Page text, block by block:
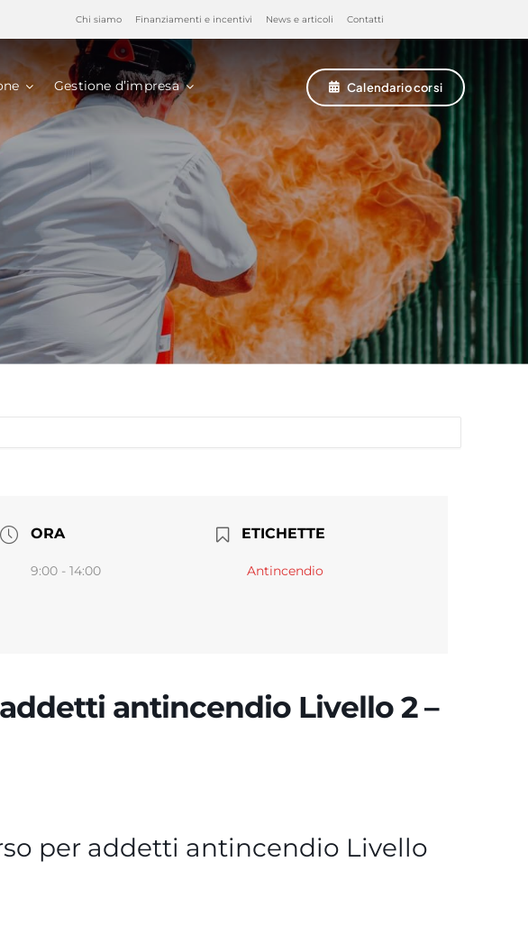
Chi siamo Finanziamenti e incentivi News e articoli Contatti
Gestione d’impresa Calendario corsi
ORA
9:00 - 14:00
ETICHETTE
Antincendio
antincendio Livello 2 –
per addetti antincendio Livello